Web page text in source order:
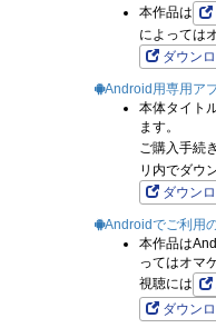
本作品は
によっては
ダウン
Android用専用ア
本体タイト
ます。
ご購入手続
リ内でダウ
ダウン
Androidでご利用
本作品は
ってはオマ
視聴には
ダウン